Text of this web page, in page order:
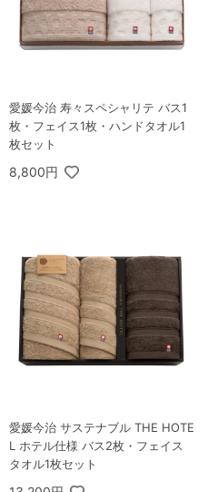
愛媛今治 寿々スペシャリテ バス1
枚・フェイス1枚・ハンドタオル1
枚セット
8,800円
愛媛今治 サステナブル THE HOTE
L ホテル仕様 バス2枚・フェイス
タオル1枚セット